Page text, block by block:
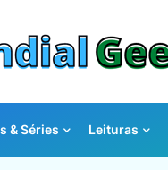
& Séries Leituras